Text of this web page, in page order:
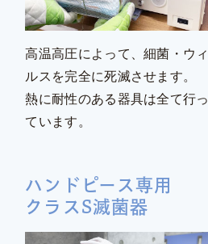
高温高圧によって、細菌・ウィ
ルスを完全に死滅させます。
熱に耐性のある器具は全て行っ
ています。
ハンドピース専用
クラスS滅菌器